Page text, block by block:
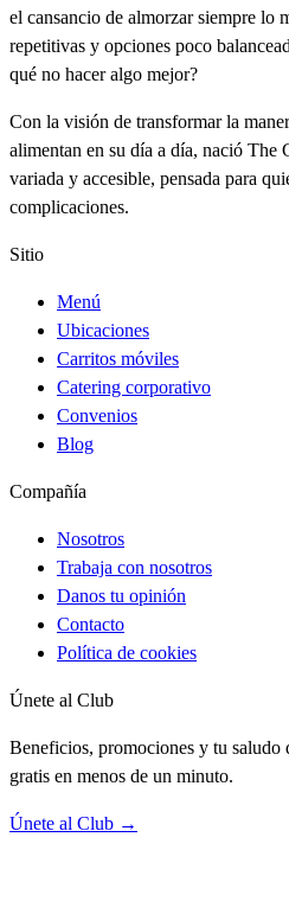
el cansancio de almorzar siempre lo
repetitivas y opciones poco
qué no hacer algo mejor?
Con la visión de transformar la
alimentan en su día a día, nació The
variada y accesible, pensada para
complicaciones.
Sitio
Menú
Ubicaciones
Carritos móviles
Catering corporativo
Convenios
Blog
Compañía
Nosotros
Trabaja con nosotros
Danos tu opinión
Contacto
Política de cookies
Únete al Club
Beneficios, promociones y tu saludo
gratis en menos de un minuto.
Únete al Club →